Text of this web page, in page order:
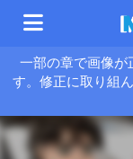
一部の章で画像が
す。修正に取り組